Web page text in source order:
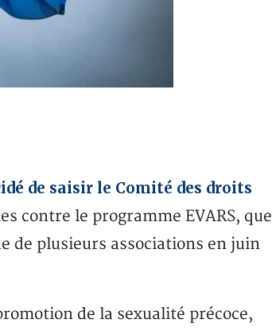
de saisir le Comité des droits
contre le programme EVARS, que
de plusieurs associations en juin
de la sexualité précoce,